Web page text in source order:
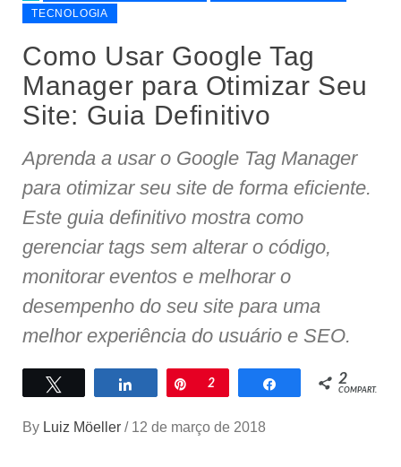
TECNOLOGIA
Como Usar Google Tag
Manager para Otimizar Seu
Site: Guia Definitivo
Aprenda a usar o Google Tag Manager
para otimizar seu site de forma eficiente.
Este guia definitivo mostra como
gerenciar tags sem alterar o código,
monitorar eventos e melhorar o
desempenho do seu site para uma
melhor experiência do usuário e SEO.
Compartilhar
Pin
2 Compartilhar
2
COMPART.
By Luiz Möeller / 12 de março de 2018